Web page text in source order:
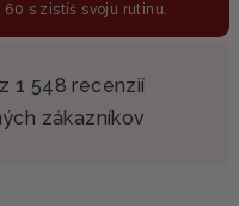
s zistíš svoju rutinu.
z 1 548 recenzií
zákazníkov